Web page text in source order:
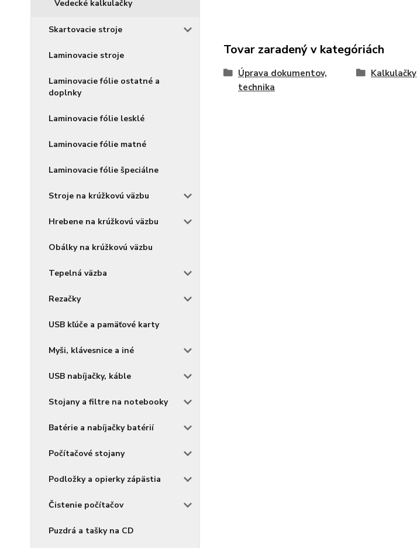
Vedecké kalkulačky
Skartovacie stroje
Laminovacie stroje
Laminovacie fólie ostatné a
doplnky
Laminovacie fólie lesklé
Laminovacie fólie matné
Laminovacie fólie špeciálne
Stroje na krúžkovú väzbu
Hrebene na krúžkovú väzbu
Obálky na krúžkovú väzbu
Tepelná väzba
Rezačky
USB kľúče a pamäťové karty
Myši, klávesnice a iné
USB nabíjačky, káble
Stojany a filtre na notebooky
Batérie a nabíjačky batérií
Počítačové stojany
Podložky a opierky zápästia
Čistenie počítačov
Puzdrá a tašky na CD
Tovar zaradený v kategóriách
Úprava dokumentov,
technika
Kalkulačky